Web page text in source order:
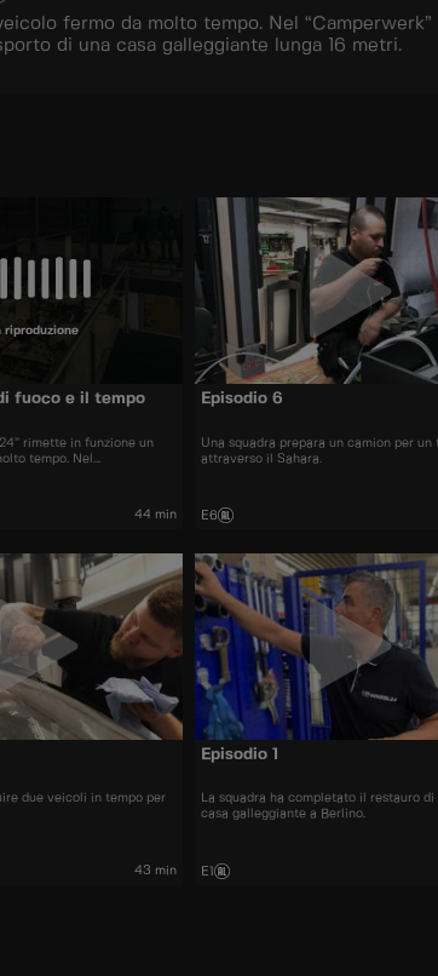
fermo da molto tempo. Nel
di una casa galleggiante lunga 16 metri.
riproduzione
fuoco e il tempo
rimette in funzione un
tempo. Nel
per il trasporto di una
16 metri.
44 min
Episodio 6
Una squadra prepara un camion per un
attraverso il Sahara.
E6
due veicoli in tempo per
43 min
Episodio 1
La squadra ha completato il restauro di
casa galleggiante a Berlino.
E1